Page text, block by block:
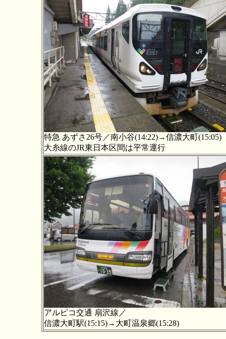
特急 あずさ26号／南小谷(14:22)→信濃大町(15:05)
大糸線のJR東日本区間は平常運行
アルピコ交通 扇沢線／
信濃大町駅(15:15)→大町温泉郷(15:28)